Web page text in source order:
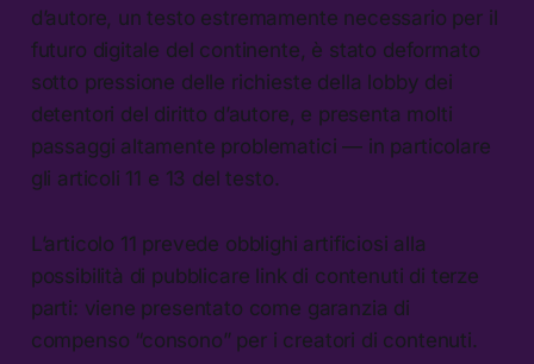
d’autore, un testo estremamente necessario per il
futuro digitale del continente, è stato deformato
sotto pressione delle richieste della lobby dei
detentori del diritto d’autore, e presenta molti
passaggi altamente problematici — in particolare
gli articoli 11 e 13 del testo.
L’articolo 11 prevede obblighi artificiosi alla
possibilità di pubblicare link di contenuti di terze
parti: viene presentato come garanzia di
compenso “consono” per i creatori di contenuti.